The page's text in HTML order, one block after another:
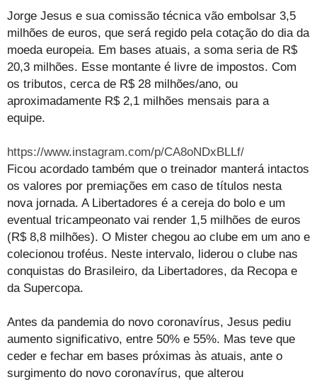
Jorge Jesus e sua comissão técnica vão embolsar 3,5
milhões de euros, que será regido pela cotação do dia da
moeda europeia. Em bases atuais, a soma seria de R$
20,3 milhões. Esse montante é livre de impostos. Com
os tributos, cerca de R$ 28 milhões/ano, ou
aproximadamente R$ 2,1 milhões mensais para a
equipe.
https://www.instagram.com/p/CA8oNDxBLLf/
Ficou acordado também que o treinador manterá intactos
os valores por premiações em caso de títulos nesta
nova jornada. A Libertadores é a cereja do bolo e um
eventual tricampeonato vai render 1,5 milhões de euros
(R$ 8,8 milhões). O Mister chegou ao clube em um ano e
colecionou troféus. Neste intervalo, liderou o clube nas
conquistas do Brasileiro, da Libertadores, da Recopa e
da Supercopa.
Antes da pandemia do novo coronavírus, Jesus pediu
aumento significativo, entre 50% e 55%. Mas teve que
ceder e fechar em bases próximas às atuais, ante o
surgimento do novo coronavírus, que alterou